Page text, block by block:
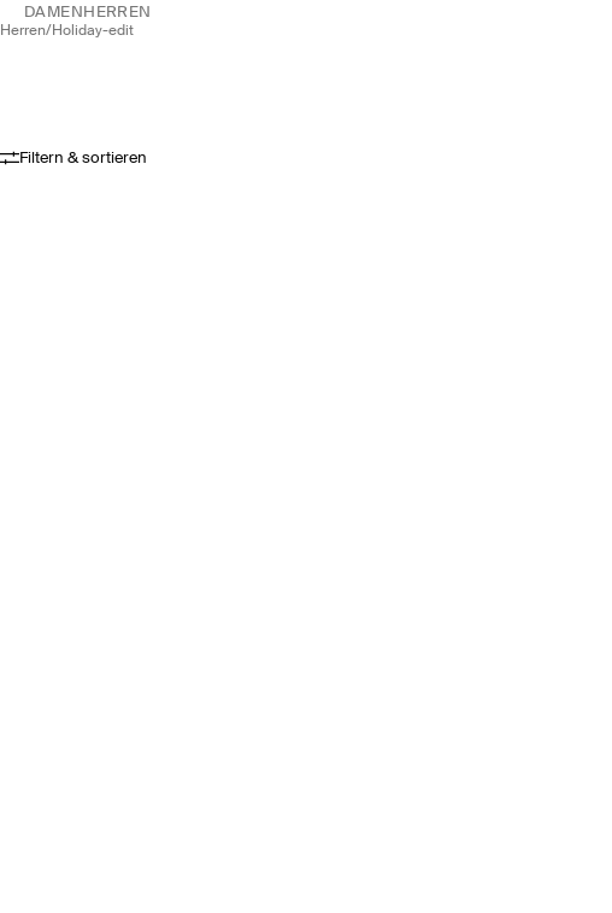
DAMEN HERREN
herren/ holiday-edit
Filtern & sortieren